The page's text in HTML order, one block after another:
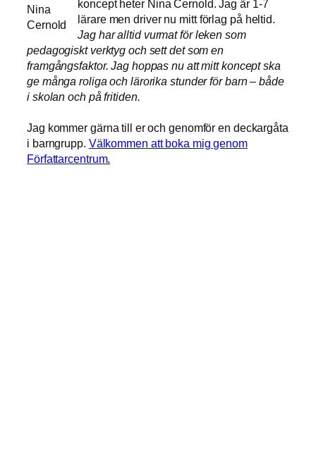
Nina
Cernold
koncept heter Nina Cernold. Jag är 1-7
lärare men driver nu mitt förlag på heltid.
Jag har alltid vurmat för leken som
pedagogiskt verktyg och sett det som en
framgångsfaktor. Jag hoppas nu att mitt koncept ska
ge många roliga och lärorika stunder för barn – både
i skolan och på fritiden.
Jag kommer gärna till er och genomför en deckargåta
i barngrupp. Välkommen att boka mig genom
Författarcentrum.